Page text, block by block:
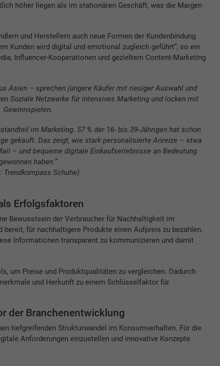
höher liegen als im stationären Geschäft, was die Margen
und Herstellern auch neue Formen der Kundenbindung
Kunden wird digital und emotional zugleich geführt“, so ein
Influencer-Kooperationen und gezieltem Content-Marketing
Asien – sprechen jüngere Käufer mit riesiger Auswahl und
Soziale Netzwerke für intensives Marketing und locken mit
Gewinnspielen.
im Marketing. 57 % der 16- bis 39-Jährigen hat schon
gekauft. Das zeigt, wie stark personalisierte Anreize – etwa
– und bequeme digitale Einkaufserlebnisse an Bedeutung
haben.“
Trendkompass Schuhe)
Erfolgsfaktoren
Bewusstsein der Verbraucher für Nachhaltigkeit im
bereit, für nachhaltigere Produkte einen Aufpreis zu bezahlen.
Informationen transparent zu kommunizieren und damit
um Preise und Produktqualitäten zu vergleichen. Dadurch
und Herkunft zu einem Schlüsselfaktor für
der Branchenentwicklung
tiefgreifenden Strukturwandel im Konsumverhalten. Für die
Anforderungen einzustellen und innovative Konzepte